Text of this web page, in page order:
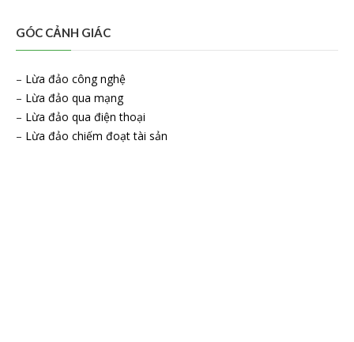
GÓC CẢNH GIÁC
– Lừa đảo công nghệ
– Lừa đảo qua mạng
– Lừa đảo qua điện thoại
– Lừa đảo chiếm đoạt tài sản